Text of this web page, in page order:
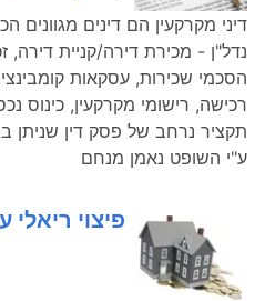
דיני מקרקעין הם דינים מגוונים
נדל"ן - מכירת דירה/קניית דירה,
הסכמי שכירות, עסקאות
רכישה, רישומי מקרקעין,
תקציר נרחב של פסק דין שניתן
ע"י השופט נאמן מנחם
פיצוי